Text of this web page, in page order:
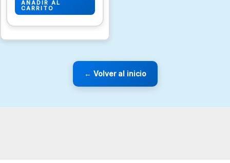
AÑADIR AL
CARRITO
← Volver al inicio